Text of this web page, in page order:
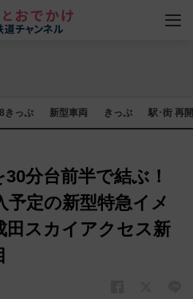
きっぷ 新型車両 きっぷ 駅･街 再
分台前半で結ぶ！
予定の新型特急イメ
スカイアクセス新